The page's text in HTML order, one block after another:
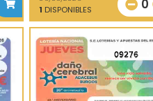
1 DISPONIBLES 0
09276